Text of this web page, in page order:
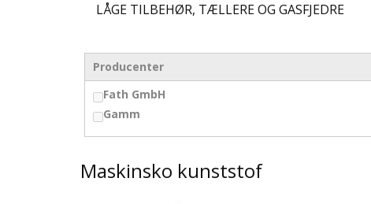
LÅGE TILBEHØR, TÆLLERE OG GASFJEDRE
Producenter
Fath GmbH
Gamm
Maskinsko kunststof